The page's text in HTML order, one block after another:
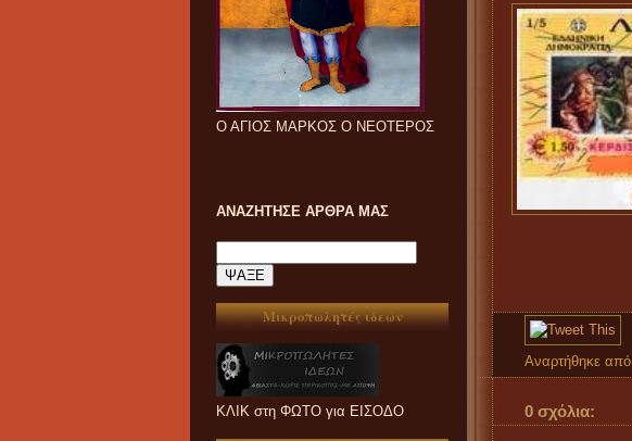
Ο ΑΓΙΟΣ ΜΑΡΚΟΣ Ο ΝΕΟΤΕΡΟΣ
ΑΝΑΖΗΤΗΣΕ ΑΡΘΡΑ ΜΑΣ
Μικροπωλητές ιδεών
ΚΛΙΚ στη ΦΩΤΟ για ΕΙΣΟΔΟ
Αναρτήθηκε από
0 σχόλια: